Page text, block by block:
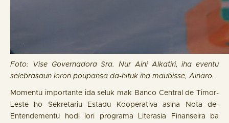
Foto: Vise Governadora Sra. Nur Aini Alkatiri, iha eventu
selebrasaun loron poupansa da-hituk iha maubisse, Ainaro.
Momentu importante ida seluk mak Banco Central de Timor-
Leste ho Sekretariu Estadu Kooperativa asina Nota de-
Entendementu hodi lori programa Literasia Finanseira ba